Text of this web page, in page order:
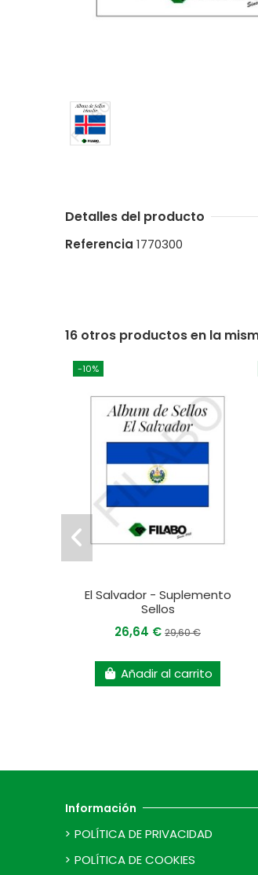
Detalles del producto
Referencia 1770300
16 otros productos en la
-10%
El Salvador - Suplemento
Sellos
26,64 €29,60 €
Añadir al carrito
Información
POLÍTICA DE PRIVACIDAD
POLÍTICA DE COOKIES